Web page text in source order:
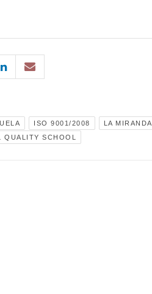
ISO 9001/2008 LA MIRANDA
QUALITY SCHOOL